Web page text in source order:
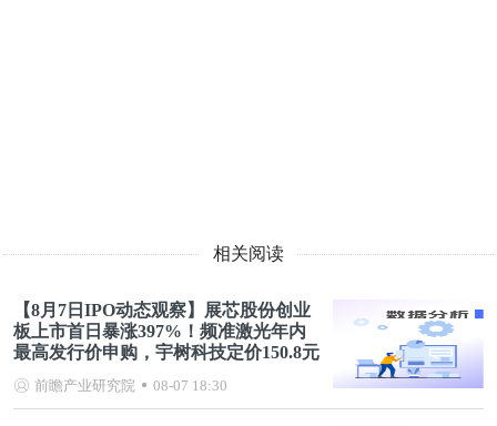
相关阅读
【8月7日IPO动态观察】展芯股份创业
板上市首日暴涨397%！频准激光年内
最高发行价申购，宇树科技定价150.8元
前瞻产业研究院 08-07 18:30